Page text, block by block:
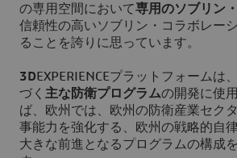
の専用空間において専用のソブリン
信頼性の高いソブリン・コラボレー
ることを誇りに思っています。
3DEXPERIENCEプラットフォームは
づく 主な防衛プログラムの開発に使
ば、欧州では、欧州の防衛産業セク
事能力を強化する、欧州の戦略的自
大きな前進となるプログラムの構成